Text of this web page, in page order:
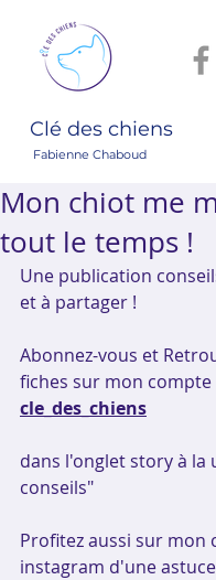
Clé des chiens
Fabienne Chaboud
Mon chiot me
tout le temps !
Une publication
et à partager !
Abonnez-vous et
fiches sur mon
cle_des_chiens
dans l'onglet story à la
conseils"
Profitez aussi sur mon
instagram d'une